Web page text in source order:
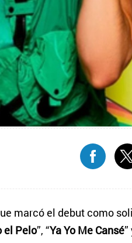
marcó el debut como
el Pelo”, “Ya Yo Me Cansé”